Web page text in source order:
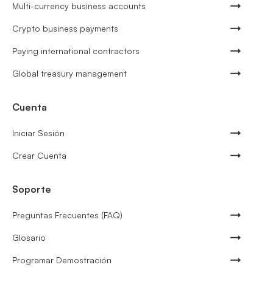
Multi-currency business accounts
Crypto business payments
Paying international contractors
Global treasury management
Cuenta
Iniciar Sesión
Crear Cuenta
Soporte
Preguntas Frecuentes (FAQ)
Glosario
Programar Demostración